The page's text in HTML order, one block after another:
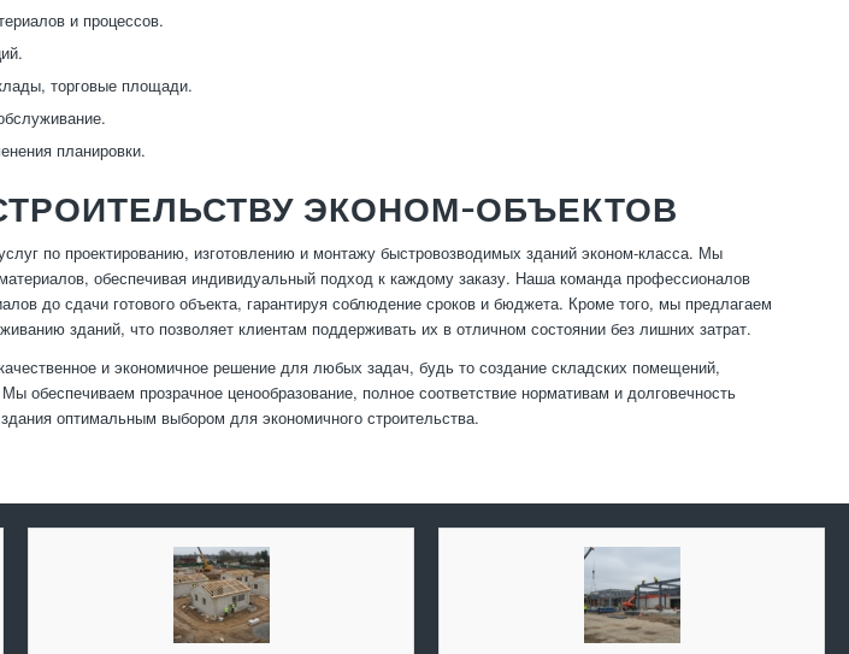
и процессов.
торговые площади.
планировки.
ЭКОНОМ-ОБЪЕКТОВ
по проектированию, изготовлению и монтажу быстровозводимых зданий эконом-класса. Мы
обеспечивая индивидуальный подход к каждому заказу. Наша команда профессионалов
до сдачи готового объекта, гарантируя соблюдение сроков и бюджета. Кроме того, мы предлагаем
зданий, что позволяет клиентам поддерживать их в отличном состоянии без лишних затрат.
и экономичное решение для любых задач, будь то создание складских помещений,
обеспечиваем прозрачное ценообразование, полное соответствие нормативам и долговечность
оптимальным выбором для экономичного строительства.